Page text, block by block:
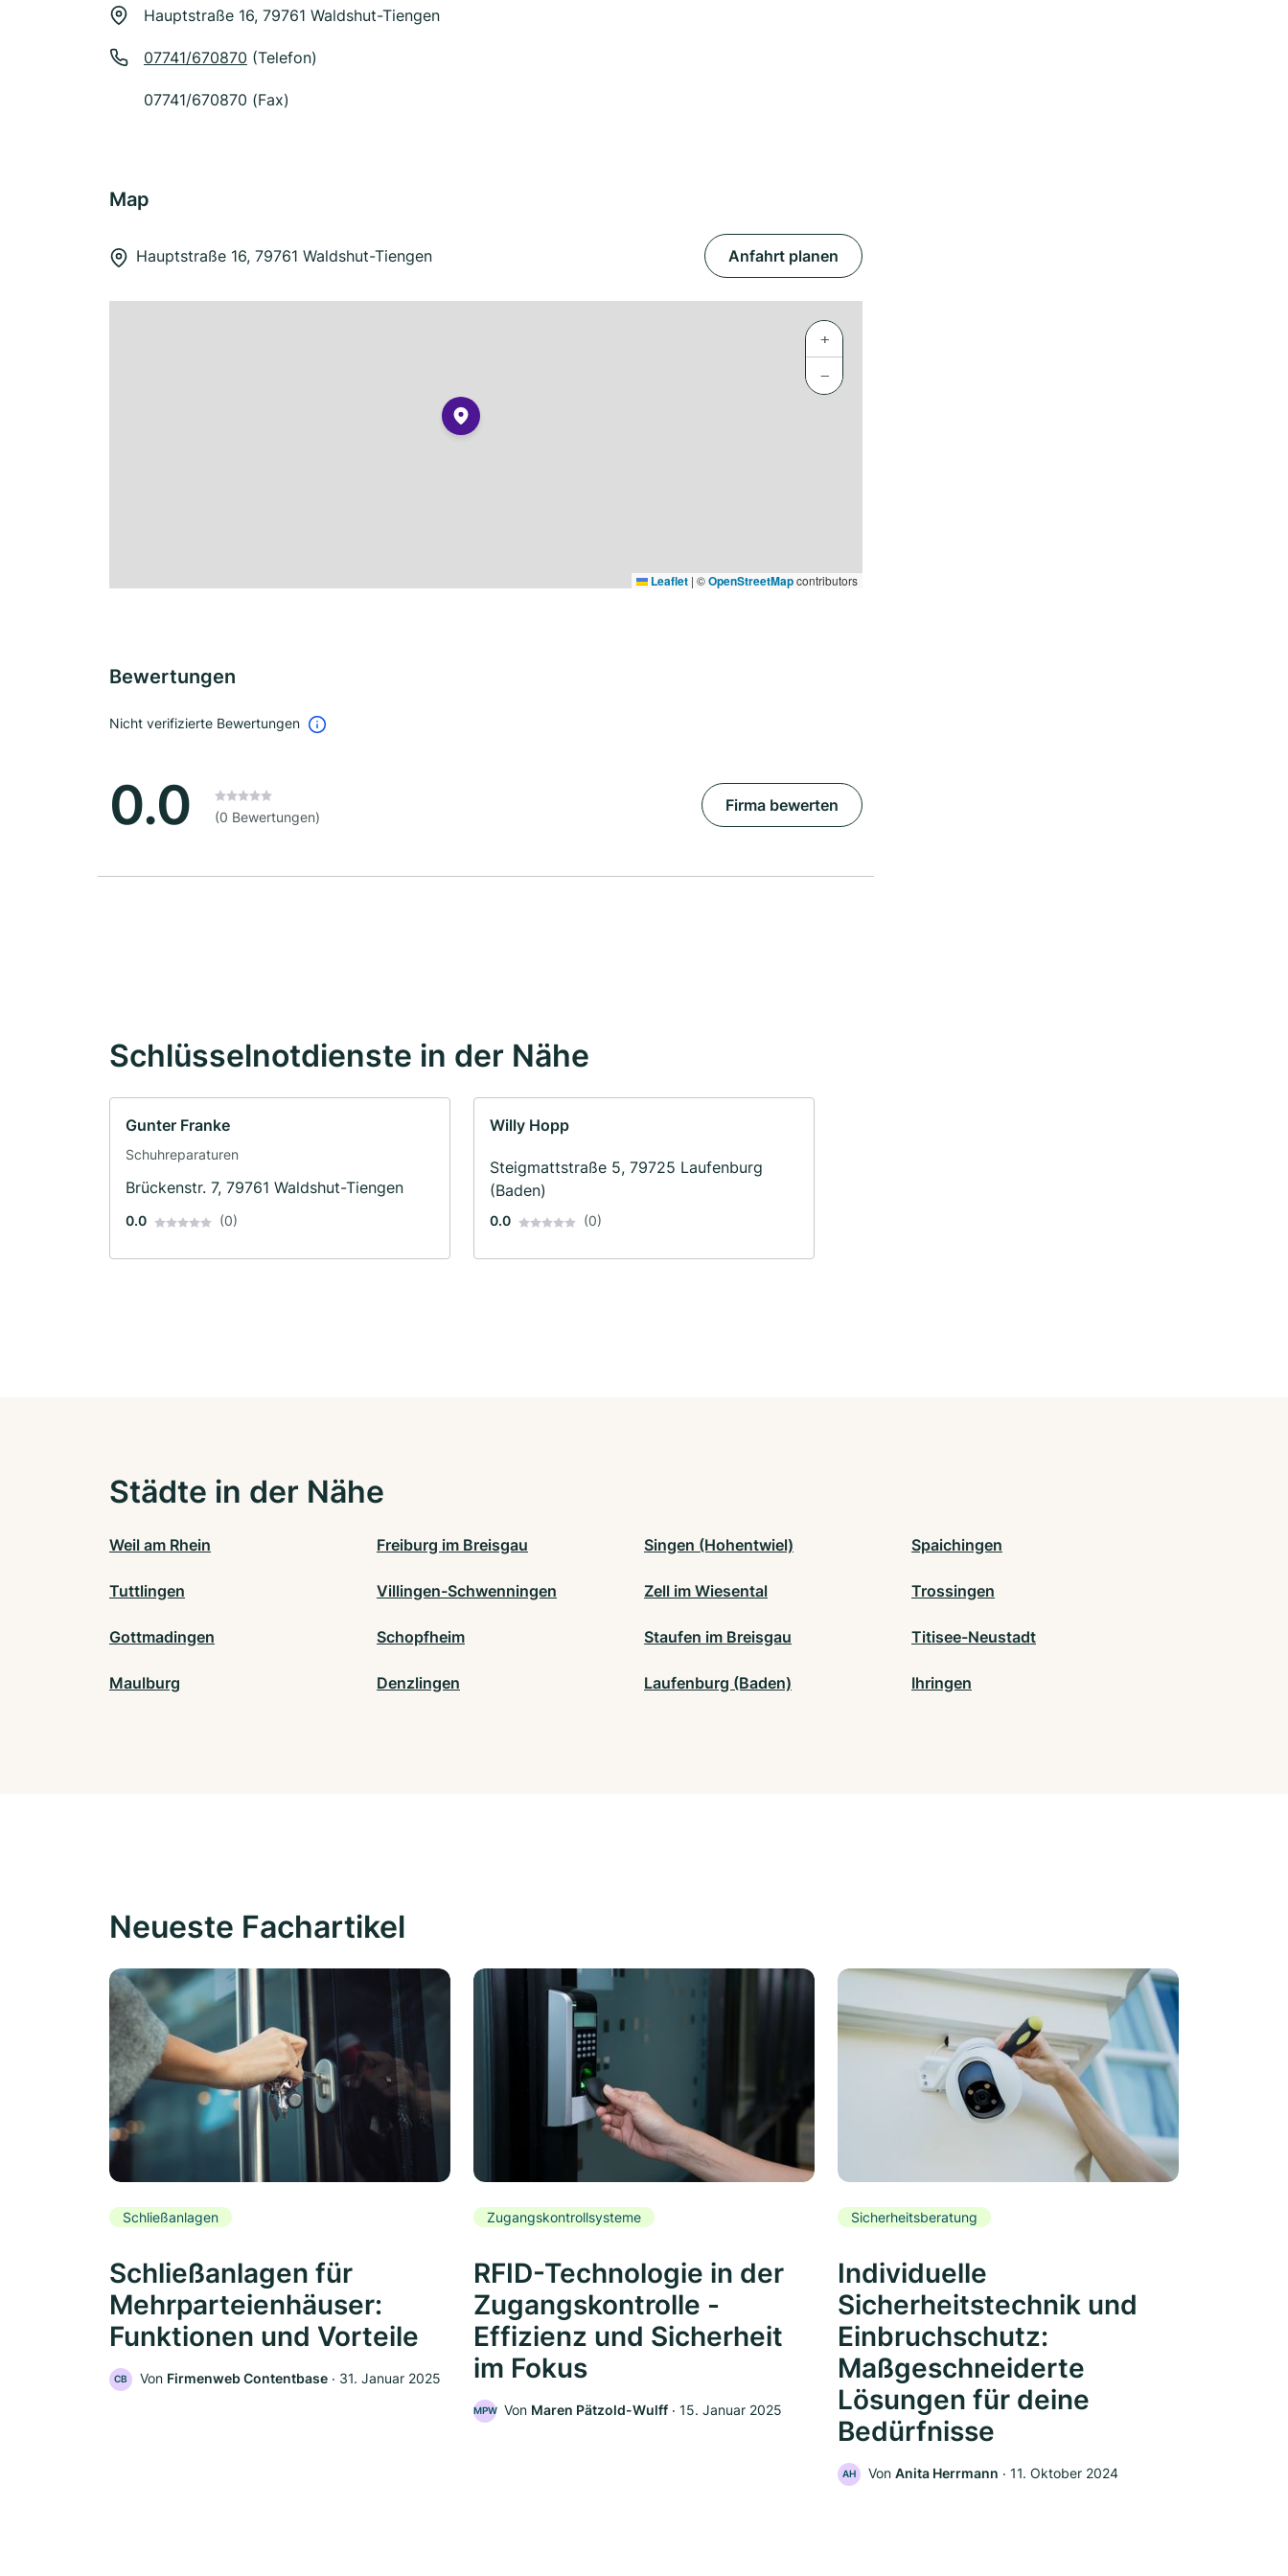
Hauptstraße 16, 79761 Waldshut-Tiengen
07741/670870 (Telefon)
07741/670870 (Fax)
Map
Hauptstraße 16, 79761 Waldshut-Tiengen Anfahrt planen
+
−
Leaflet | ©OpenStreetMapcontributors
Bewertungen
Nicht verifizierte Bewertungen
0.0 (0 Bewertungen)
Firma bewerten
Schlüsselnotdienste in der Nähe
Gunter Franke
Schuhreparaturen
Brückenstr. 7, 79761 Waldshut-Tiengen
0.0 (0)
Willy Hopp
Steigmattstraße 5, 79725 Laufenburg
(Baden)
0.0 (0)
Städte in der Nähe
Weil am Rhein Freiburg im Breisgau Singen (Hohentwiel) Spaichingen
Tuttlingen Villingen-Schwenningen Zell im Wiesental Trossingen
Gottmadingen Schopfheim Staufen im Breisgau Titisee-Neustadt
Maulburg Denzlingen Laufenburg (Baden) Ihringen
Neueste Fachartikel
Schließanlagen
Schließanlagen für
Mehrparteienhäuser:
Funktionen und Vorteile
CB Von Firmenweb Contentbase ‧ 31. Januar 2025
Zugangskontrollsysteme
RFID-Technologie in der
Zugangskontrolle -
Effizienz und Sicherheit
im Fokus
MPW Von Maren Pätzold-Wulff ‧ 15. Januar 2025
Sicherheitsberatung
Individuelle
Sicherheitstechnik und
Einbruchschutz:
Maßgeschneiderte
Lösungen für deine
Bedürfnisse
AH Von Anita Herrmann ‧ 11. Oktober 2024